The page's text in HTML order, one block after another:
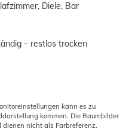
Diele, Bar
– restlos trocken
kann es zu
kommen. Die Raumbilder
nicht als Farbreferenz.